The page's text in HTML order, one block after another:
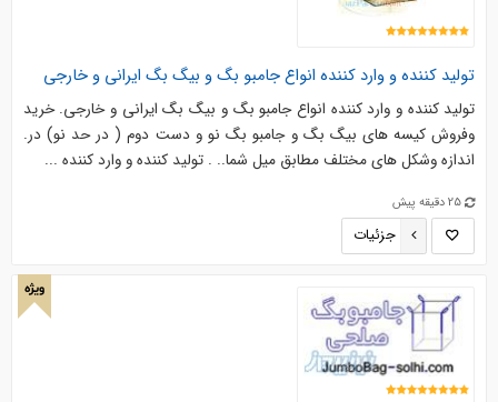
توليد كننده و وارد كننده انواع جامبو بگ و بيگ بگ ايرانی و خارجی
توليد كننده و وارد كننده انواع جامبو بگ و بيگ بگ ايرانی و خارجی. خرید
وفروش کیسه های بیگ بگ و جامبو بگ نو و دست دوم ( در حد نو) در.
اندازه وشکل های مختلف مطابق میل شما.. . توليد كننده و وارد كننده ...
25 دقیقه پیش
جزئیات
ویژه